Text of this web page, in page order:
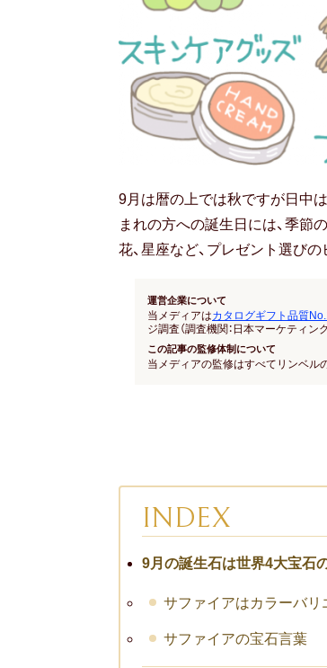
9月は暦の上では秋ですが日中
まれの方への誕生日には、季節
花、星座など、プレゼント選び
運営企業について
当メディアはカタログギフト品質
ジ調査（調査機関：日本マーケティン
この記事の監修体制について
当メディアの監修はすべてリンベル
INDEX
9月の誕生石は世界4大宝石の
サファイアはカラーバリ
サファイアの宝石言葉